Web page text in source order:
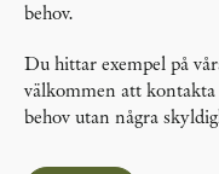
behov.
Du hittar exempel på
välkommen att kontakta
behov utan några